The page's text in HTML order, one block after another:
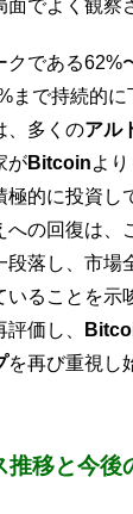
面でよく観察
である62%
まで持続的
、多くのアル
がBitcoinよ
極的に投資し
への回復は、
落し、市場
ることを示
価し、
を再び重視し
推移と今後